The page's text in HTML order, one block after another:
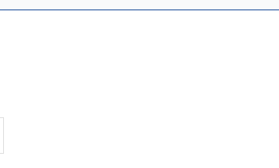
kompletne i bez
besplatnim